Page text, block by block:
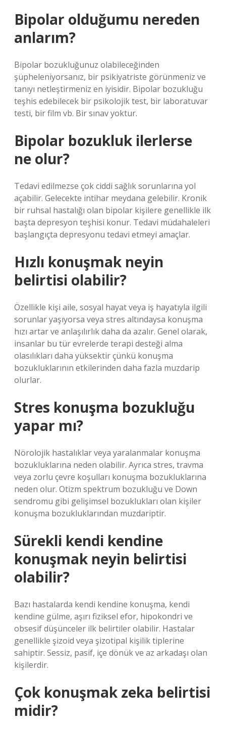
Bipolar olduğumu nereden
anlarım?
Bipolar bozukluğunuz olabileceğinden
şüpheleniyorsanız, bir psikiyatriste görünmeniz ve
tanıyı netleştirmeniz en iyisidir. Bipolar bozukluğu
teşhis edebilecek bir psikolojik test, bir laboratuvar
testi, bir film vb. Bir sınav yoktur.
Bipolar bozukluk ilerlerse
ne olur?
Tedavi edilmezse çok ciddi sağlık sorunlarına yol
açabilir. Gelecekte intihar meydana gelebilir. Kronik
bir ruhsal hastalığı olan bipolar kişilere genellikle ilk
başta depresyon teşhisi konur. Tedavi müdahaleleri
başlangıçta depresyonu tedavi etmeyi amaçlar.
Hızlı konuşmak neyin
belirtisi olabilir?
Özellikle kişi aile, sosyal hayat veya iş hayatıyla ilgili
sorunlar yaşıyorsa veya stres altındaysa konuşma
hızı artar ve anlaşılırlık daha da azalır. Genel olarak,
insanlar bu tür evrelerde terapi desteği alma
olasılıkları daha yüksektir çünkü konuşma
bozukluklarının etkilerinden daha fazla muzdarip
olurlar.
Stres konuşma bozukluğu
yapar mı?
Nörolojik hastalıklar veya yaralanmalar konuşma
bozukluklarına neden olabilir. Ayrıca stres, travma
veya zorlu çevre koşulları konuşma bozukluklarına
neden olur. Otizm spektrum bozukluğu ve Down
sendromu gibi gelişimsel bozuklukları olan kişiler
konuşma bozukluklarından muzdariptir.
Sürekli kendi kendine
konuşmak neyin belirtisi
olabilir?
Bazı hastalarda kendi kendine konuşma, kendi
kendine gülme, aşırı fiziksel efor, hipokondri ve
obsesif düşünceler ilk belirtiler olabilir. Hastalar
genellikle şizoid veya şizotipal kişilik tiplerine
sahiptir. Sessiz, pasif, içe dönük ve az arkadaşı olan
kişilerdir.
Çok konuşmak zeka belirtisi
midir?